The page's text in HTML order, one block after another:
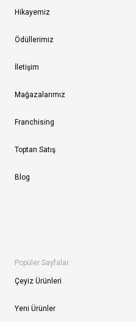
Hikayemiz
Ödüllerimiz
İletişim
Mağazalarımız
Franchising
Toptan Satış
Blog
Popüler Sayfalar
Çeyiz Ürünleri
Yeni Ürünler